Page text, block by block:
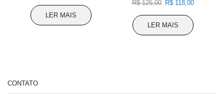
LER MAIS
R$125,00 O
original
R$ 118,00O
LER MAIS
CONTATO